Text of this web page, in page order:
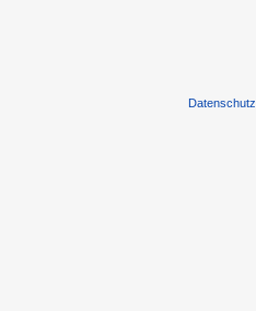
Datenschutz